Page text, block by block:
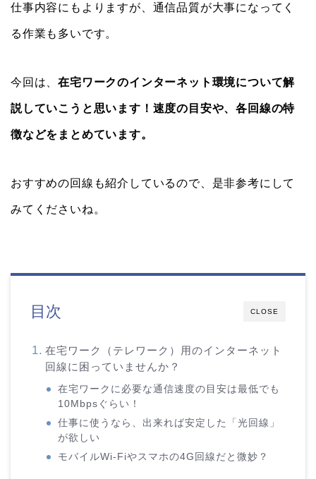
仕事内容にもよりますが、通信品質が大事になってく
る作業も多いです。
今回は、在宅ワークのインターネット環境について解
説していこうと思います！速度の目安や、各回線の特
徴などをまとめています。
おすすめの回線も紹介しているので、是非参考にして
みてくださいね。
CLOSE
目次
在宅ワーク（テレワーク）用のインターネット
回線に困っていませんか？
在宅ワークに必要な通信速度の目安は最低でも
10Mbpsぐらい！
仕事に使うなら、出来れば安定した「光回線」
が欲しい
モバイルWi-Fiやスマホの4G回線だと微妙？